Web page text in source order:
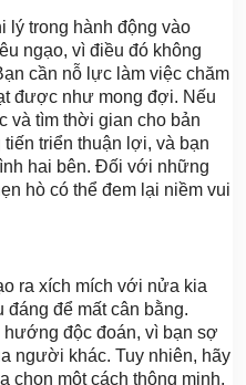
lý trong hành động vào
ngạo, vì điều đó không
cần nỗ lực làm việc chăm
được như mong đợi. Nếu
và tìm thời gian cho bản
triển thuận lợi, và bạn
hai bên. Đối với những
hò có thể đem lại niềm vui
ra xích mích với nửa kia
đáng để mất cân bằng.
độc đoán, vì bạn sợ
người khác. Tuy nhiên, hãy
chọn một cách thông minh.